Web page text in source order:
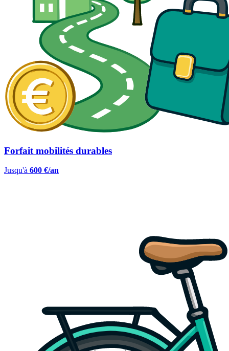
Forfait mobilités durables
Jusqu'à 600 €/an